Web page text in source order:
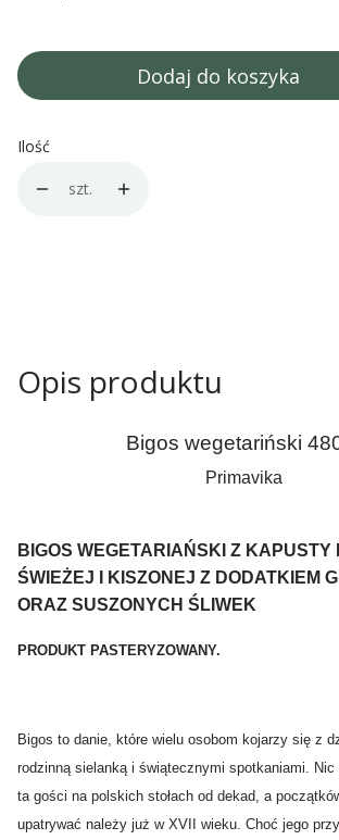
Dodaj do koszyka
Ilość
szt.
Opis produktu
Bigos wegetariński
Primavika
BIGOS WEGETARIAŃSKI Z KAPUSTY
ŚWIEŻEJ I KISZONEJ Z DODATKIEM
ORAZ SUSZONYCH ŚLIWEK
PRODUKT PASTERYZOWANY.
Bigos to danie, które wielu osobom kojarzy się z
rodzinną sielanką i świątecznymi spotkaniami. Nic
ta gości na polskich stołach od dekad, a
upatrywać należy już w XVII wieku. Choć jego